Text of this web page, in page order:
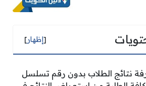
[إظهار]
نتائج الطلاب بدون رقم تسلسل